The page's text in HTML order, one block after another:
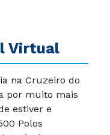
Virtual
na Cruzeiro do
por muito mais
estiver e
Polos